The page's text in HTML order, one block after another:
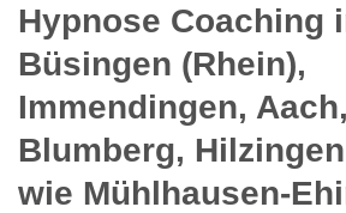
Hypnose Coaching
Büsingen (Rhein),
Immendingen,
Blumberg,
wie Mühlhausen-